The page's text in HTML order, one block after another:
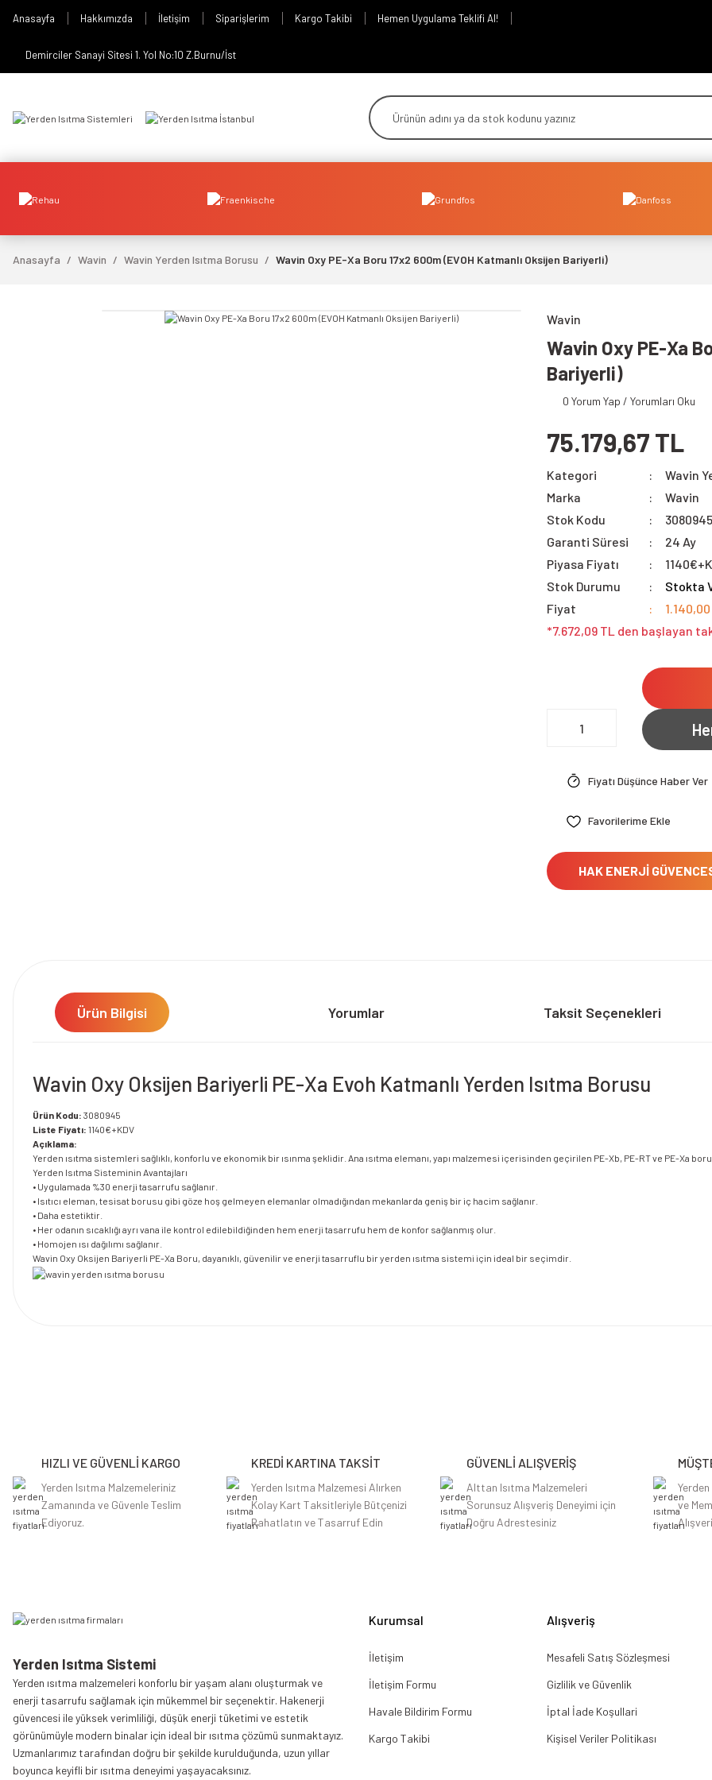
Anasayfa Hakkımızda İletişim Siparişlerim Kargo Takibi Hemen Uygulama Teklifi Al!
Demirciler Sanayi Sitesi 1. Yol No:10 Z.Burnu/İst
Anasayfa Wavin Wavin Yerden Isıtma Borusu Wavin Oxy PE-Xa Boru 17x2 600m (EVOH Katmanlı Oksijen Bariyerli)
Wavin
Wavin Oxy PE-Xa
Bariyerli)
0 Yorum Yap / Yorumları Oku
75.179,67 TL
Kategori Wavin
Marka
Wavin
Stok Kodu
3080945
Garanti Süresi
24 Ay
Piyasa Fiyatı
Stok Durumu
Stokta
Fiyat
1.140,00
*7.672,09 TL den başlayan
Fiyatı Düşünce Haber Ver
HAK ENERJİ
Ürün Bilgisi Yorumlar Taksit Seçenekleri
Wavin Oxy Oksijen Bariyerli PE-Xa Evoh Katmanlı Yerden Isıtma Borusu
Ürün Kodu: 3080945
Liste Fiyatı: 1140€+KDV
Açıklama:
Yerden ısıtma sistemleri sağlıklı, konforlu ve ekonomik bir ısınma şeklidir. Ana ısıtma elemanı, yapı malzemesi içerisinden geçirilen PE-Xb, PE-RT ve PE-Xa
Yerden Isıtma Sisteminin Avantajları
• Uygulamada %30 enerji tasarrufu sağlanır.
• lsıtıcı eleman, tesisat borusu gibi göze hoş gelmeyen elemanlar olmadığından mekanlarda geniş bir iç hacim sağlanır.
• Daha estetiktir.
• Her odanın sıcaklığı ayrı vana ile kontrol edilebildiğinden hem enerji tasarrufu hem de konfor sağlanmış olur.
• Homojen ısı dağılımı sağlanır.
Wavin Oxy Oksijen Bariyerli PE-Xa Boru, dayanıklı, güvenilir ve enerji tasarruflu bir yerden ısıtma sistemi için ideal bir seçimdir.
Ürün bilgilerinde hatalar bulunuyor.
Ürün fiyatı diğer sitelerden daha pahalı.
Bu ürüne benzer farklı alternatifler olmalı.
HIZLI VE GÜVENLİ KARGO
Yerden Isıtma Malzemeleriniz
Zamanında ve Güvenle Teslim
Ediyoruz.
KREDİ KARTINA TAKSİT
Yerden Isıtma Malzemesi Alırken
Kolay Kart Taksitleriyle Bütçenizi
Rahatlatın ve Tasarruf Edin
GÜVENLİ ALIŞVERİŞ
Alttan Isıtma Malzemeleri
Sorunsuz Alışveriş Deneyimi için
Doğru Adrestesiniz
ve
Yerden Isıtma Sistemi
Yerden ısıtma malzemeleri konforlu bir yaşam alanı oluşturmak ve
enerji tasarrufu sağlamak için mükemmel bir seçenektir. Hakenerji
güvencesi ile yüksek verimliliği, düşük enerji tüketimi ve estetik
görünümüyle modern binalar için ideal bir ısıtma çözümü sunmaktayız.
Uzmanlarımız tarafından doğru bir şekilde kurulduğunda, uzun yıllar
boyunca keyifli bir ısıtma deneyimi yaşayacaksınız.
Kurumsal
İletişim
İletişim Formu
Havale Bildirim Formu
Kargo Takibi
Alışveriş
Mesafeli Satış Sözleşmesi
Gizlilik ve Güvenlik
İptal İade Koşullari
Kişisel Veriler Politikası